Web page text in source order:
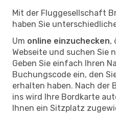
Mit der Fluggesellschaft
haben Sie
Um online einzuchecken,
Webseite und suchen Sie
Geben Sie einfach Ihren
Buchungscode ein, den
erhalten haben. Nach der
ins wird Ihre Bordkarte
Ihnen ein Sitzplatz